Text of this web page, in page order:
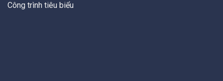
Công trình tiêu biểu